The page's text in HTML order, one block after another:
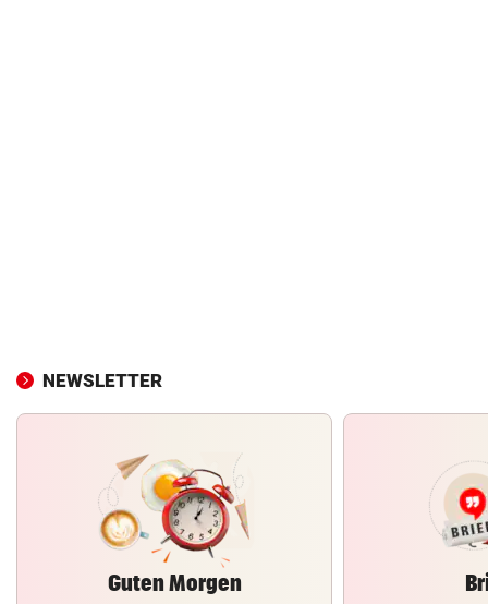
NEWSLETTER
Guten Morgen